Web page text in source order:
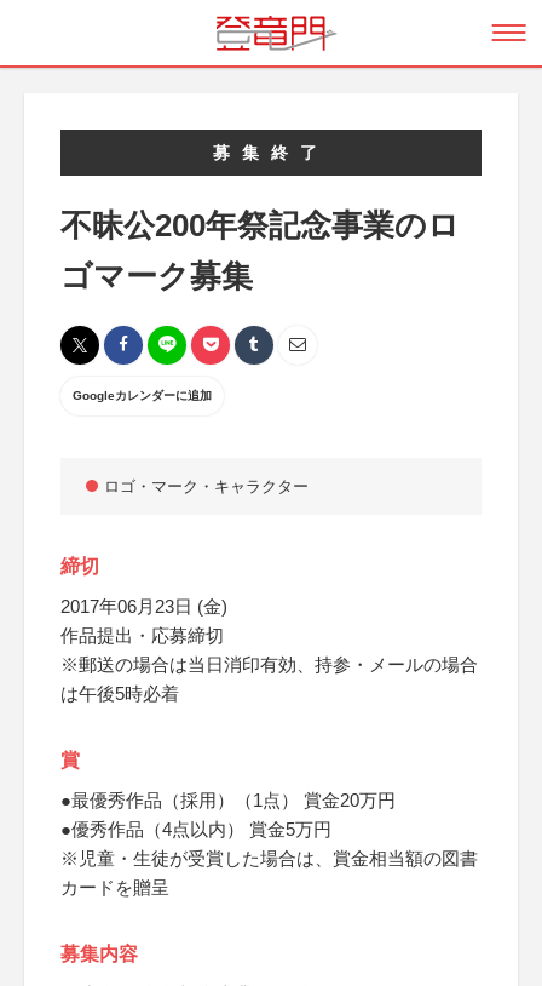
募集終了
不昧公200年祭記念事業のロ
ゴマーク募集
Googleカレンダーに追加
ロゴ・マーク・キャラクター
締切
2017年06月23日 (金)
作品提出・応募締切
※郵送の場合は当日消印有効、持参・メールの場合
は午後5時必着
賞
●最優秀作品（採用）（1点） 賞金20万円
●優秀作品（4点以内） 賞金5万円
※児童・生徒が受賞した場合は、賞金相当額の図書
カードを贈呈
募集内容